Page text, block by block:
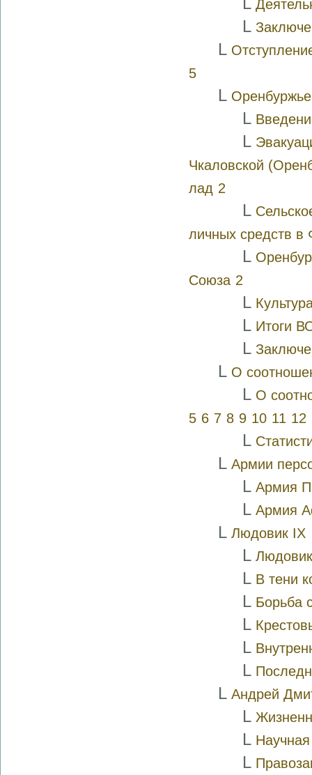
L
L
5
L
L
L
Чкаловской
лад 2
L
личных средств в
L
Союза 2
L
L Итоги
L
L О
L О
5 6 7 8 9 10 11 12
L
L Армии
L Армия
L Армия
L Людовик IX
L
L В тени
L Борьба
L
L
L
L Андрей
L
L Научная
L